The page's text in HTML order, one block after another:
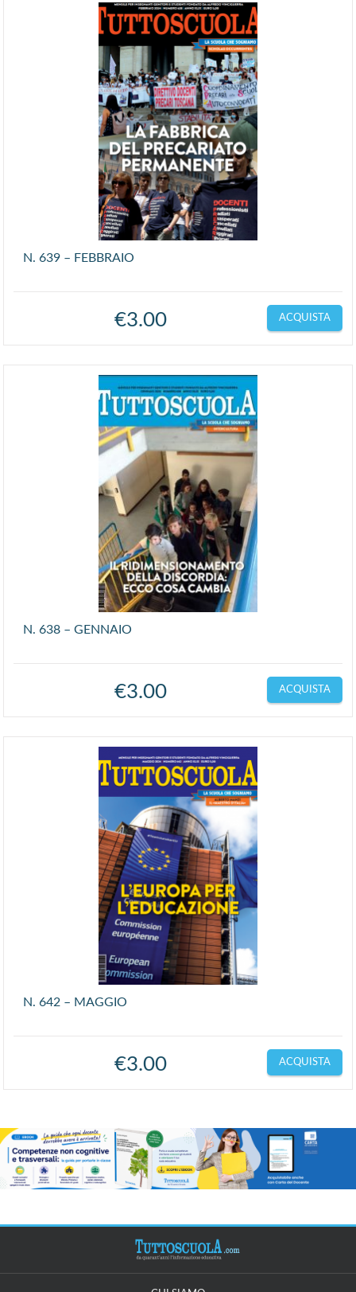
N. 639 – FEBBRAIO
€3.00 ACQUISTA
N. 638 – GENNAIO
€3.00 ACQUISTA
N. 642 – MAGGIO
€3.00 ACQUISTA